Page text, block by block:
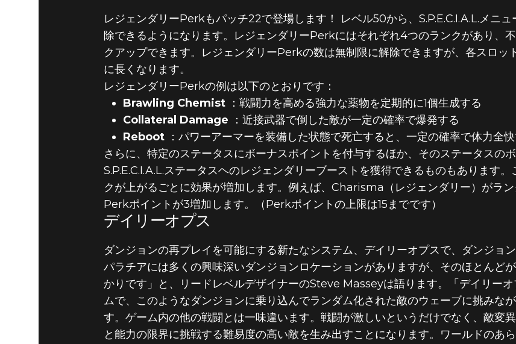
レジェンダリーPerkもパッチ22で登場します！ レベル50から、S.P.E.C.I.A.L.メニ
除できるようになります。レジェンダリーPerkにはそれぞれ4つのランクがあり、
クアップできます。レジェンダリーPerkの数は無制限に解除できますが、各スロッ
に長くなります。
レジェンダリーPerkの例は以下のとおりです：
Brawling Chemist ：戦闘力を高める強力な薬物を定期的に1個生成する
Collateral Damage ：近接武器で倒した敵が一定の確率で爆発する
Reboot ：パワーアーマーを装備した状態で死亡すると、一定の確率で体力全
さらに、特定のステータスにボーナスポイントを付与するほか、そのステータスの
S.P.E.C.I.A.L.ステータスヘのレジェンダリーブーストを獲得できるものもあります
クが上がるごとに効果が増加します。例えば、Charisma（レジェンダリー）が
Perkポイントが3増加します。（Perkポイントの上限は15までです）
デイリーオプス
ダンジョンの再プレイを可能にする新たなシステム、デイリーオプスで、ダンジョ
パラチアには多くの興味深いダンジョンロケーションがありますが、そのほとんど
かりです」と、リードレベルデザイナーのSteve Masseyは語ります。「デイリー
ムで、このようなダンジョンに乗り込んでランダム化された敵のウェーブに挑みな
す。ゲーム内の他の戦闘とは一味違います。戦闘が激しいというだけでなく、敵変
と能力の限界に挑戦する難易度の高い敵を生み出すことになります。ワールドのあ